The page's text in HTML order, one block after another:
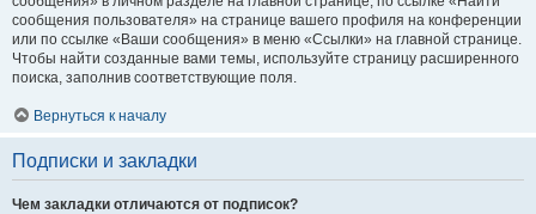
сообщения пользователя» на странице вашего профиля на конференции
или по ссылке «Ваши сообщения» в меню «Ссылки» на главной странице.
Чтобы найти созданные вами темы, используйте страницу расширенного
поиска, заполнив соответствующие поля.
Вернуться к началу
Подписки и закладки
Чем закладки отличаются от подписок?